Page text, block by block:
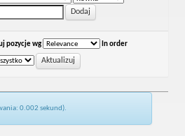
pozycje wg In order
0.002 sekund).